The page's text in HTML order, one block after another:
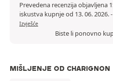
Prevedena recenzija objavljena
iskustva kupnje od 13. 06. 2026.-
Izvješće
Biste li ponovno
MIŠLJENJE OD CHARIGNON